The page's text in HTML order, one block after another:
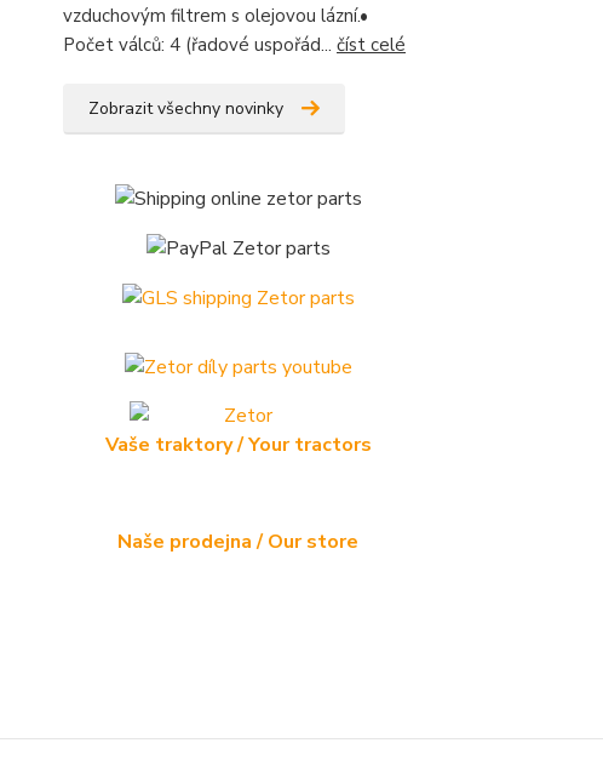
vzduchovým filtrem s olejovou lázní.•
Počet válců: 4 (řadové uspořád... číst celé
Zobrazit všechny novinky
Vaše traktory / Your tractors
Naše prodejna / Our store